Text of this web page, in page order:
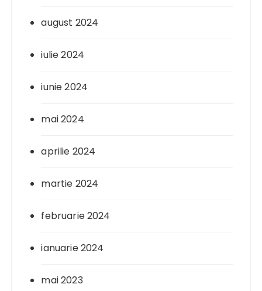
august 2024
iulie 2024
iunie 2024
mai 2024
aprilie 2024
martie 2024
februarie 2024
ianuarie 2024
mai 2023